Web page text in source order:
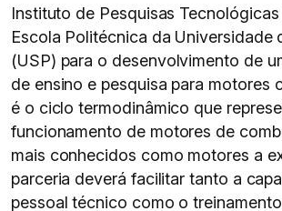
Instituto de Pesquisas
Escola Politécnica da Universidade
(USP) para o desenvolvimento de
de ensino e pesquisa para motores
é o ciclo termodinâmico que
funcionamento de motores de
mais conhecidos como motores a
parceria deverá facilitar tanto a
pessoal técnico como o